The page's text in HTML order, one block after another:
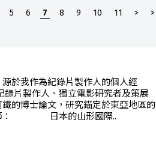
5 6 7 8 9 10 11 > >|
源於我作為紀錄片製作人的個人經
錄片製作人、獨立電影研究者及策展
的博士論文，研究錨定於東亞地區的
節： 日本的山形國際..